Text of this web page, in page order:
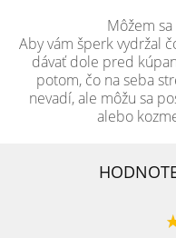
Môžem
Aby vám šperk vydržal
dávať dole pred
potom, čo na seba
nevadí, ale môžu sa
alebo